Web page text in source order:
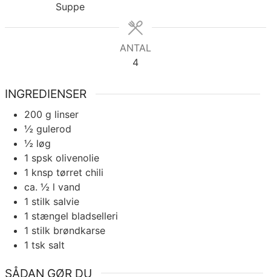
Suppe
ANTAL
4
INGREDIENSER
200 g linser
½ gulerod
½ løg
1 spsk olivenolie
1 knsp tørret chili
ca. ½ l vand
1 stilk salvie
1 stængel bladselleri
1 stilk brøndkarse
1 tsk salt
SÅDAN GØR DU